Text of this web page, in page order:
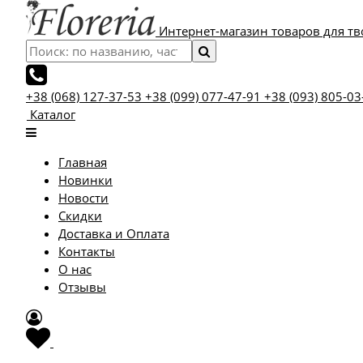
Интернет-магазин товаров для
+38 (068) 127-37-53 +38 (099) 077-47-91 +38 (093) 805-
Каталог
Главная
Новинки
Новости
Скидки
Доставка и Оплата
Контакты
О нас
Отзывы